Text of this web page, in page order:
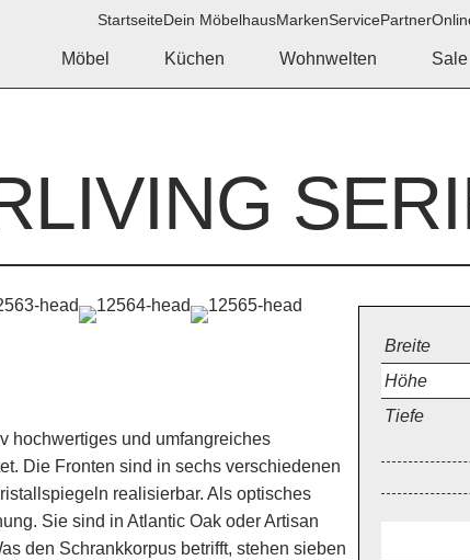
Möbel Küchen Wohnwelten Sale
StartseiteDein MöbelhausMarkenServicePartner
hochwertiges und umfangreiches
Die Fronten sind in sechs verschiedenen
realisierbar. Als optisches
Sie sind in Atlantic Oak oder Artisan
den Schrankkorpus betrifft, stehen sieben
Breite
Höhe
Tiefe